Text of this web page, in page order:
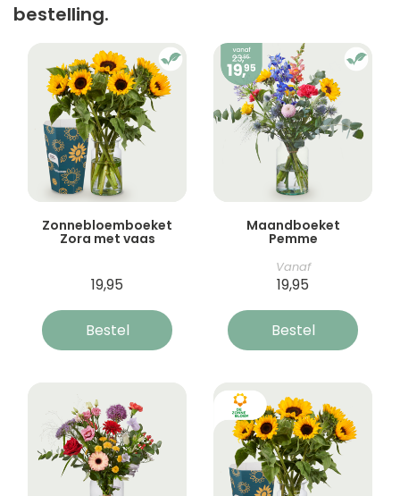
bestelling.
Zonnebloemboeket
Zora met vaas
19,95
Bestel
Maandboeket
Pemme
Vanaf
19,95
Bestel